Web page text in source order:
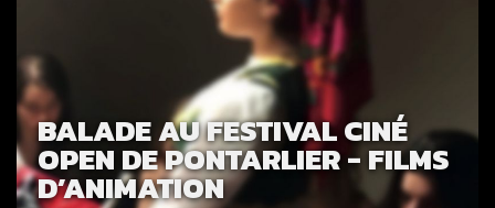
BALADE AU FESTIVAL CINÉ
OPEN DE PONTARLIER - FILMS
D’ANIMATION